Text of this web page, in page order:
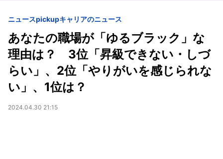
ニュースpickupキャリアのニュース
あなたの職場が「ゆるブラック」な
理由は？ 3位「昇級できない・しづ
らい」、2位「やりがいを感じられな
い」、1位は？
2024.04.30 21:15